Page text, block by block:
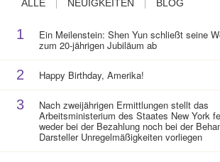
ALLE NEUIGKEITEN BLOG
1 Ein Meilenstein: Shen Yun schließt seine
zum 20-jährigen Jubiläum ab
2 Happy Birthday, Amerika!
3 Nach zweijährigen Ermittlungen stellt das
Arbeitsministerium des Staates New York
weder bei der Bezahlung noch bei der
Darsteller Unregelmäßigkeiten vorliegen